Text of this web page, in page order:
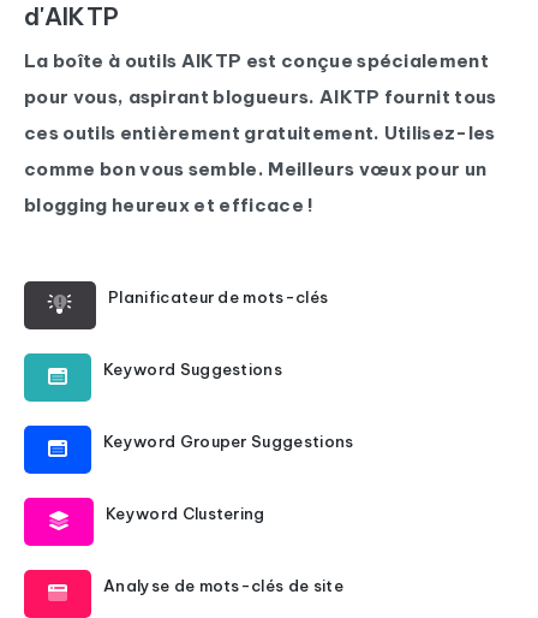
d'AIKTP
La boîte à outils AIKTP est conçue spécialement
pour vous, aspirant blogueurs. AIKTP fournit tous
ces outils entièrement gratuitement. Utilisez-les
comme bon vous semble. Meilleurs vœux pour un
blogging heureux et efficace !
Planificateur de mots-clés
Keyword Suggestions
Keyword Grouper Suggestions
Keyword Clustering
Analyse de mots-clés de site